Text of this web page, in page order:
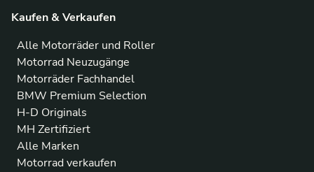
Kaufen & Verkaufen
Alle Motorräder und Roller
Motorrad Neuzugänge
Motorräder Fachhandel
BMW Premium Selection
H-D Originals
MH Zertifiziert
Alle Marken
Motorrad verkaufen